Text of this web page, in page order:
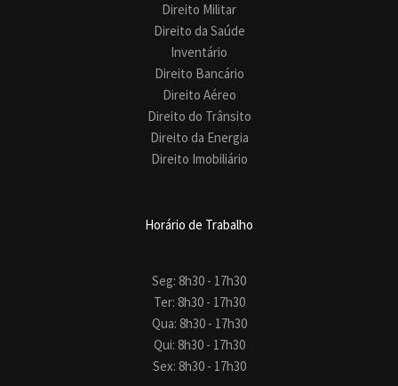
Direito Militar
Direito da Saúde
Inventário
Direito Bancário
Direito Aéreo
Direito do Trânsito
Direito da Energia
Direito Imobiliário
Horário de Trabalho
Seg: 8h30 - 17h30
Ter: 8h30 - 17h30
Qua: 8h30 - 17h30
Qui: 8h30 - 17h30
Sex: 8h30 - 17h30